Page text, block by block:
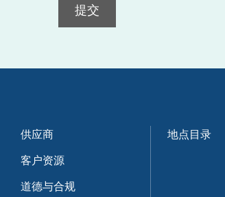
提交
供应商
客户资源
道德与合规
地点目录